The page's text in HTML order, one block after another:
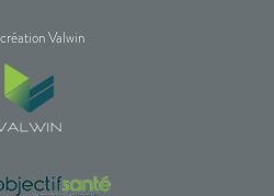
Valwin